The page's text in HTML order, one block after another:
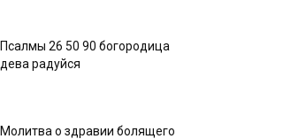
Псалмы 26 50 90 богородица
дева радуйся
Молитва о здравии болящего